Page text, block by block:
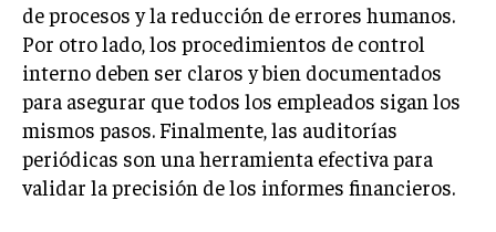
ÉXITO EMPRESARIAL Y CASOS DE ESTUDIO
GOBIERNO CORPORATIVO
NEGOCIOS
ESTRATEGIAS DE NEGOCIOS
MARKETING B2B
de procesos y la reducción de errores humanos.
Por otro lado, los procedimientos de control
interno deben ser claros y bien documentados
para asegurar que todos los empleados sigan los
mismos pasos. Finalmente, las auditorías
periódicas son una herramienta efectiva para
validar la precisión de los informes financieros.